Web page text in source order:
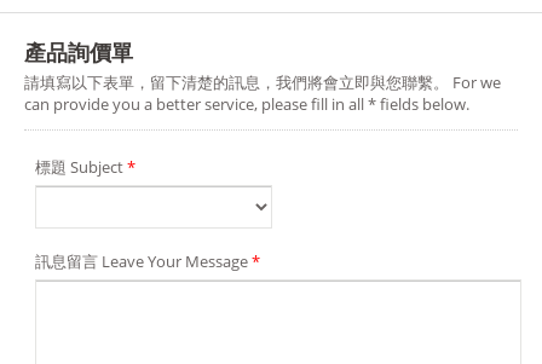
產品詢價單
請填寫以下表單，留下清楚的訊息，我們將會立即與您聯繫。 For we
can provide you a better service, please fill in all * fields below.
標題 Subject*
訊息留言 Leave Your Message*